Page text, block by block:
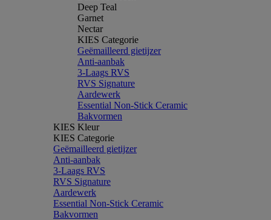
Deep Teal
Garnet
Nectar
KIES Categorie
Geëmailleerd gietijzer
Anti-aanbak
3-Laags RVS
RVS Signature
Aardewerk
Essential Non-Stick Ceramic
Bakvormen
KIES Kleur
KIES Categorie
Geëmailleerd gietijzer
Anti-aanbak
3-Laags RVS
RVS Signature
Aardewerk
Essential Non-Stick Ceramic
Bakvormen